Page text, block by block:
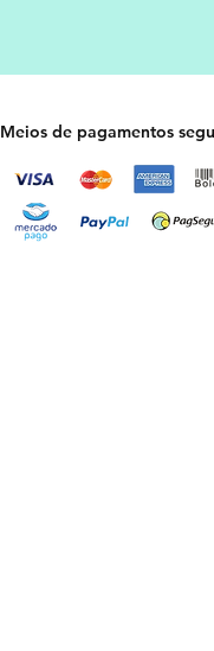
Meios de pagamentos